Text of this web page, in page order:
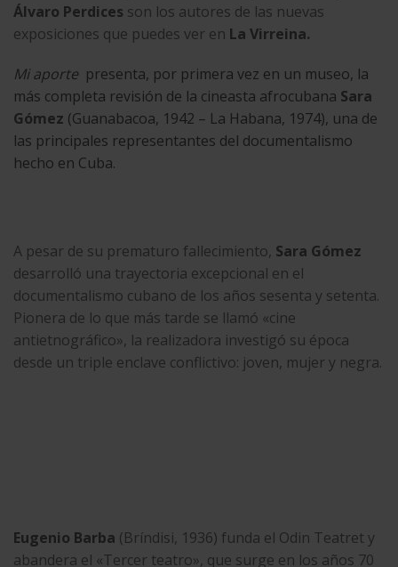
Álvaro Perdices son los autores de las nuevas
exposiciones que puedes ver en La Virreina.
Mi aporte presenta, por primera vez en un museo, la
más completa revisión de la cineasta afrocubana Sara
Gómez (Guanabacoa, 1942 – La Habana, 1974), una de
las principales representantes del documentalismo
hecho en Cuba.
A pesar de su prematuro fallecimiento, Sara Gómez
desarrolló una trayectoria excepcional en el
documentalismo cubano de los años sesenta y setenta.
Pionera de lo que más tarde se llamó «cine
antietnográfico», la realizadora investigó su época
desde un triple enclave conflictivo: joven, mujer y negra.
Eugenio Barba (Bríndisi, 1936) funda el Odin Teatret y
abandera el «Tercer teatro», que surge en los años 70